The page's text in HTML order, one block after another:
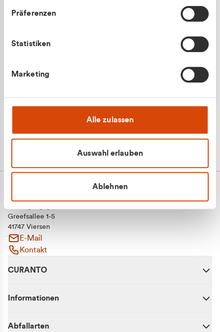
Präferenzen
Statistiken
Marketing
Alle zulassen
Auswahl erlauben
Ablehnen
Greefsallee 1-5
41747 Viersen
E-Mail
Kontakt
CURANTO
Informationen
Abfallarten